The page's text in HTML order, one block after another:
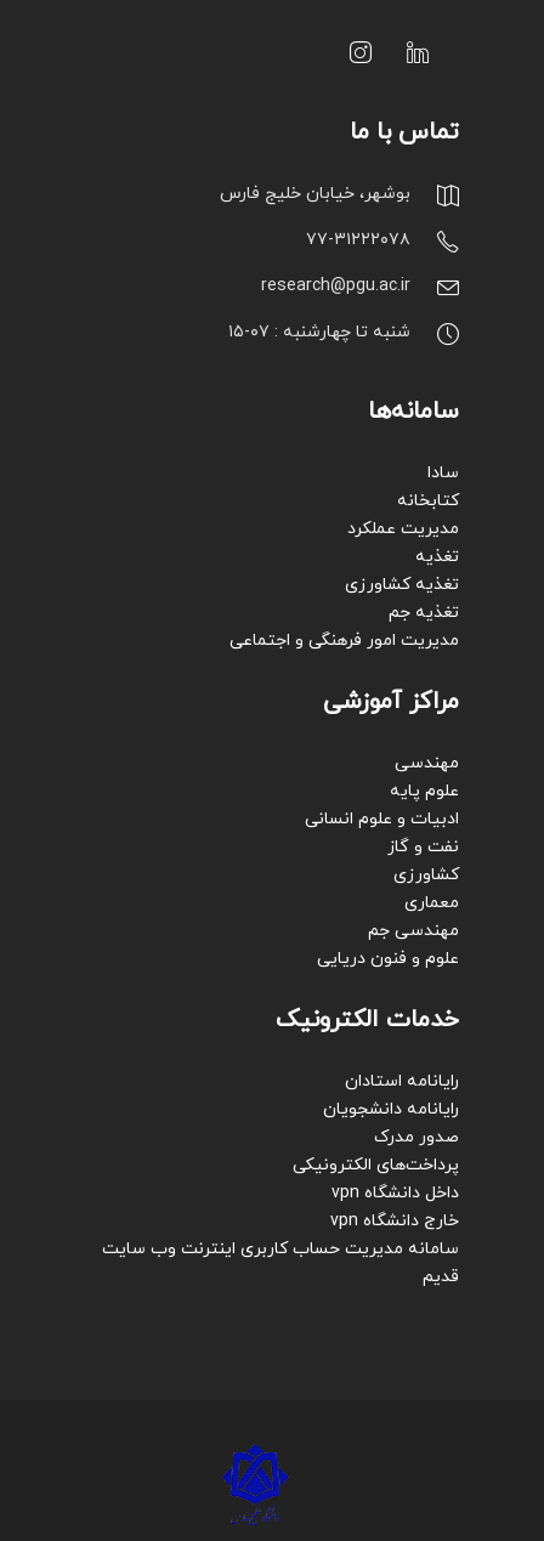
تماس با ما
بوشهر، خیابان خلیج فارس
۷۷-۳۱۲۲۲۰۷۸
research@pgu.ac.ir
شنبه تا چهارشنبه : ۰۷-۱۵
سامانه‌ها
سادا
کتابخانه
مدیریت عملکرد
تغذیه
تغذیه کشاورزی
تغذیه جم
مدیریت امور فرهنگی و اجتماعی
مراکز آموزشی
مهندسی
علوم پایه
ادبیات و علوم انسانی
نفت و گاز
کشاورزی
معماری
مهندسی جم
علوم و فنون دریایی
خدمات الکترونیک
رایانامه استادان
رایانامه دانشجویان
صدور مدرک
پرداخت‌های الکترونیکی
داخل دانشگاه vpn
خارج دانشگاه vpn
سامانه مدیریت حساب کاربری اینترنت وب سایت
قدیم